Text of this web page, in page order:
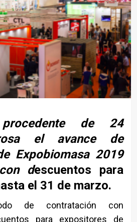
procedente de 24
el avance de
Expobiomasa 2019
descuentos para
el 31 de marzo.
de contratación con
para expositores de